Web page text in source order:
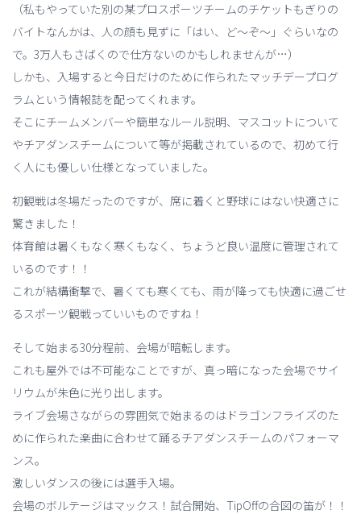
（私もやっていた別の某プロスポーツチームのチケットもぎりの
バイトなんかは、人の顔も見ずに「はい、ど～ぞ～」ぐらいなの
で。3万人もさばくので仕方ないのかもしれませんが…）
しかも、入場すると今日だけのために作られたマッチデープログ
ラムという情報誌を配ってくれます。
そこにチームメンバーや簡単なルール説明、マスコットについて
やチアダンスチームについて等が掲載されているので、初めて行
く人にも優しい仕様となっていました。
初観戦は冬場だったのですが、席に着くと野球にはない快適さに
驚きました！
体育館は暑くもなく寒くもなく、ちょうど良い温度に管理されて
いるのです！！
これが結構衝撃で、暑くても寒くても、雨が降っても快適に過ごせ
るスポーツ観戦っていいものですね！
そして始まる30分程前、会場が暗転します。
これも屋外では不可能なことですが、真っ暗になった会場でサイ
リウムが朱色に光り出します。
ライブ会場さながらの雰囲気で始まるのはドラゴンフライズのた
めに作られた楽曲に合わせて踊るチアダンスチームのパフォーマ
ンス。
激しいダンスの後には選手入場。
会場のボルテージはマックス！試合開始、TipOffの合図の笛が！！